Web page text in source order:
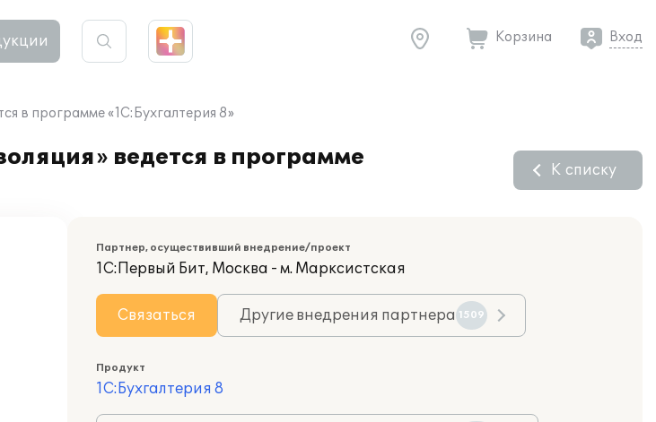
Корзина Вход
в программе «1С:Бухгалтерия 8»
ведется в программе
К списку
Партнер, осуществивший внедрение/проект
1С:Первый Бит, Москва - м. Марксистская
Связаться Другие внедрения партнера 1509
Продукт
1С:Бухгалтерия 8